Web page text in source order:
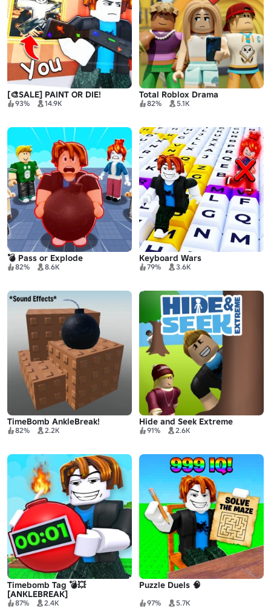
[🎨SALE] PAINT OR DIE!
93% 14.9K
Total Roblox Drama
82% 5.1K
💣 Pass or Explode
82% 8.6K
Keyboard Wars
79% 3.6K
TimeBomb AnkleBreak!
82% 2.2K
Hide and Seek Extreme
91% 2.6K
Timebomb Tag 💣💥
[ANKLEBREAK]
87% 2.4K
Puzzle Duels 🧠
97% 5.7K